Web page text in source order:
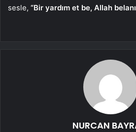
sesle, “Bir yardım et be, Allah
NURCAN